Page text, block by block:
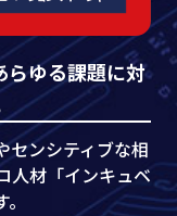
らゆる課題に対
センシティブな相
人材「インキュベ